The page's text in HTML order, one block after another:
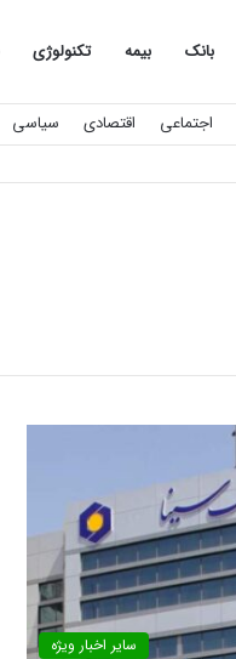
بانک بیمه تکنولوژی
اجتماعی اقتصادی سیاسی
سایر اخبار ویژه